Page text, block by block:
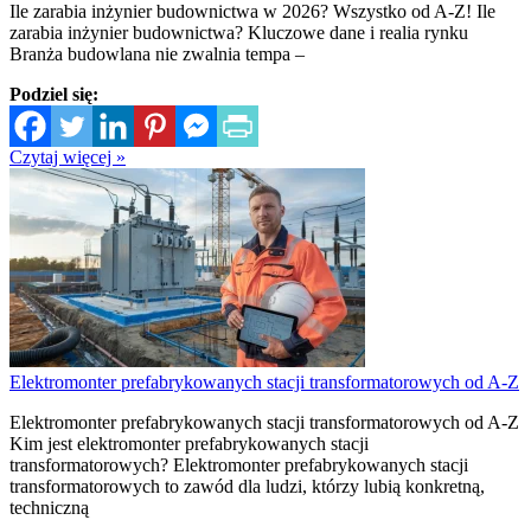
Ile zarabia inżynier budownictwa w 2026? Wszystko od A-Z! Ile
zarabia inżynier budownictwa? Kluczowe dane i realia rynku
Branża budowlana nie zwalnia tempa –
Podziel się:
Czytaj więcej »
Elektromonter prefabrykowanych stacji transformatorowych od A-Z
Elektromonter prefabrykowanych stacji transformatorowych od A-Z
Kim jest elektromonter prefabrykowanych stacji
transformatorowych? Elektromonter prefabrykowanych stacji
transformatorowych to zawód dla ludzi, którzy lubią konkretną,
techniczną